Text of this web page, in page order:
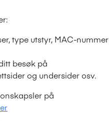
type utstyr, MAC-nummer
besøk på
og undersider osv.
på